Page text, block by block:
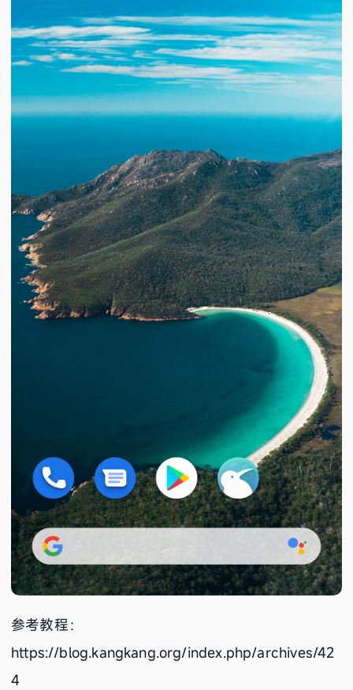
参考教程：
https://blog.kangkang.org/index.php/archives/42
4